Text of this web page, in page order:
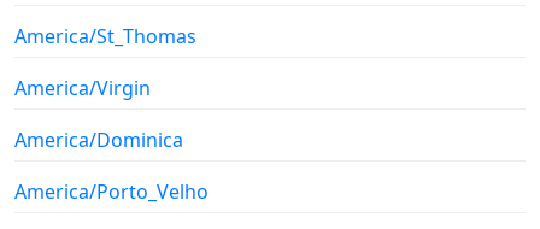
America/St_Thomas
America/Virgin
America/Dominica
America/Porto_Velho